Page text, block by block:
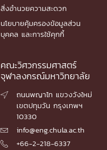
สิ่งอำนวยความสะดวก
นโยบายคุ้มครองข้อมูลส่วน
บุคคล และการใช้คุกกี้
คณะวิศวกรรมศาสตร์
จุฬาลงกรณ์มหาวิทยาลัย

ถนนพญาไท แขวงวังใหม่
เขตปทุมวัน กรุงเทพฯ
10330
 info@eng.chula.ac.th
 +66-2-218-6337